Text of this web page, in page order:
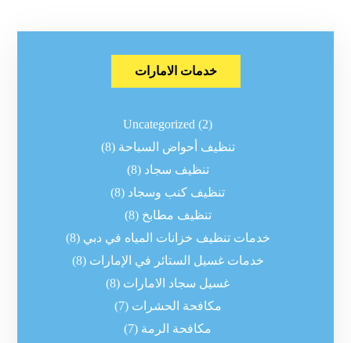
خدمات الامارات
Uncategorized (2)
تنظيف أحواض السباحة (8)
تنظيف سجاد (8)
تنظيف كنب وسجاد (8)
تنظيف مطابخ (8)
خدمات تنظيف خزانات المياه في دبي (8)
خدمات غسيل الستائر في الإمارات (8)
غسيل سجاد الامارات (8)
مكافحة الحشرات (7)
مكافحة الرمة (7)